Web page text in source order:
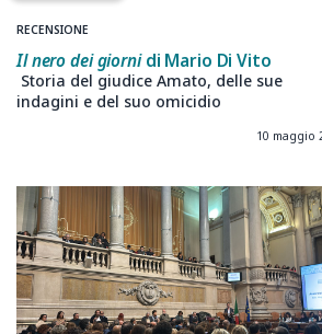
RECENSIONE
Il nero dei giornidi Mario Di Vito
Storia del giudice Amato, delle sue
indagini e del suo omicidio
10 maggio